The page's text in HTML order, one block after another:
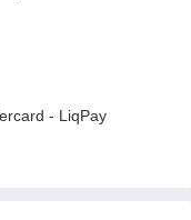
- LiqPay